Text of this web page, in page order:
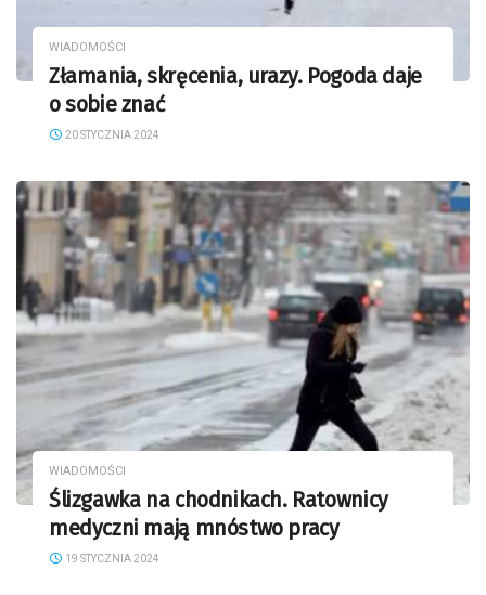
WIADOMOŚCI
Złamania, skręcenia, urazy. Pogoda daje
o sobie znać
20 STYCZNIA 2024
WIADOMOŚCI
Ślizgawka na chodnikach. Ratownicy
medyczni mają mnóstwo pracy
19 STYCZNIA 2024